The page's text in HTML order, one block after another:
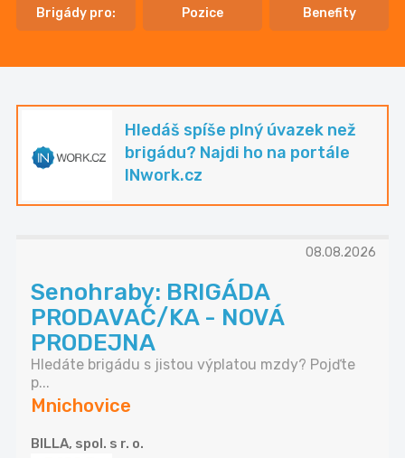
Brigády pro: Pozice Benefity
Hledáš spíše plný úvazek než
brigádu? Najdi ho na portále
INwork.cz
08.08.2026
Senohraby: BRIGÁDA
PRODAVAČ/KA - NOVÁ
PRODEJNA
Hledáte brigádu s jistou výplatou mzdy? Pojďte
p...
Mnichovice
BILLA, spol. s r. o.